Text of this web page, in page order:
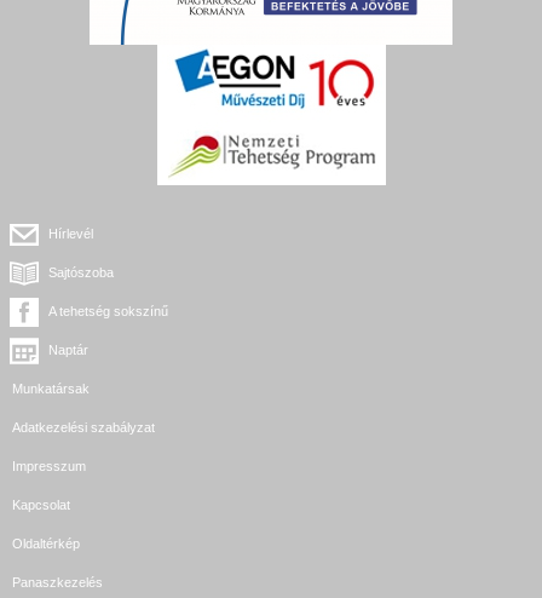
Hírlevél
Sajtószoba
A tehetség sokszínű
Naptár
Munkatársak
Adatkezelési szabályzat
Impresszum
Kapcsolat
Oldaltérkép
Panaszkezelés